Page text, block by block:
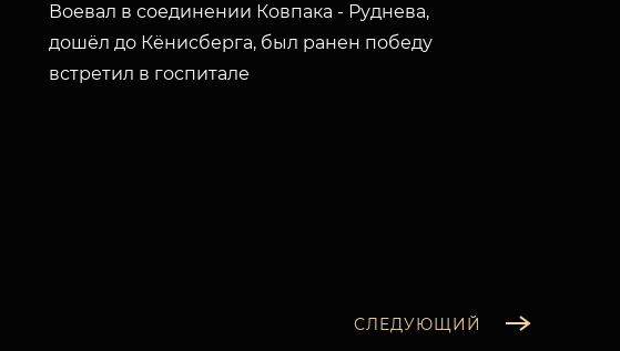
Воевал в соединении Ковпака - Руднева,
дошёл до Кёнисберга, был ранен победу
встретил в госпитале
СЛЕДУЮЩИЙ